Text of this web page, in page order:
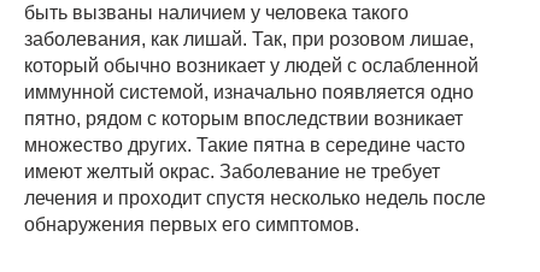
быть вызваны наличием у человека такого
заболевания, как лишай. Так, при розовом лишае,
который обычно возникает у людей с ослабленной
иммунной системой, изначально появляется одно
пятно, рядом с которым впоследствии возникает
множество других. Такие пятна в середине часто
имеют желтый окрас. Заболевание не требует
лечения и проходит спустя несколько недель после
обнаружения первых его симптомов.